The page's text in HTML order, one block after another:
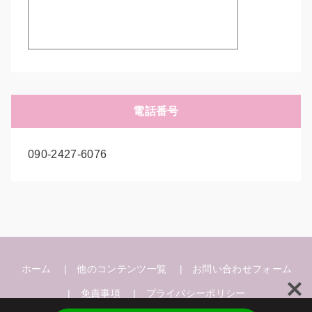
電話番号
090-2427-6076
ホーム 他のコンテンツ一覧 お問い合わせフォーム
免責事項 プライバシーポリシー